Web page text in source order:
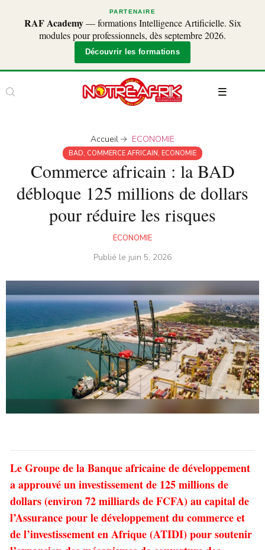
PARTENAIRE
RAF Academy— formations Intelligence Artificielle. Six
modules pour professionnels, dès septembre 2026.
Découvrir les formations
Accueil ECONOMIE
BAD, COMMERCE AFRICAIN, ECONOMIE
Commerce africain : la BAD
débloque 125 millions de dollars
pour réduire les risques
ECONOMIE
Publié le juin 5, 2026
Le Groupe de la Banque africaine de développement
a approuvé un investissement de 125 millions de
dollars (environ 72 milliards de FCFA) au capital de
l’Assurance pour le développement du commerce et
de l’investissement en Afrique (ATIDI) pour soutenir